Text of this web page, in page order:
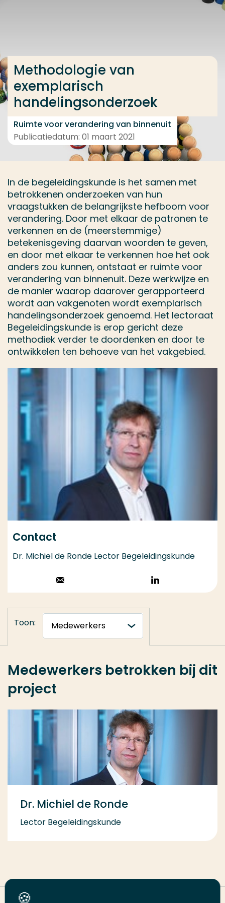
Methodologie van
exemplarisch
handelingsonderzoek
Ruimte voor verandering van binnenuit
Publicatiedatum: 01 maart 2021
In de begeleidingskunde is het samen met
betrokkenen onderzoeken van hun
vraagstukken de belangrijkste hefboom voor
verandering. Door met elkaar de patronen te
verkennen en de (meerstemmige)
betekenisgeving daarvan woorden te geven,
en door met elkaar te verkennen hoe het ook
anders zou kunnen, ontstaat er ruimte voor
verandering van binnenuit. Deze werkwijze en
de manier waarop daarover gerapporteerd
wordt aan vakgenoten wordt exemplarisch
handelingsonderzoek genoemd. Het lectoraat
Begeleidingskunde is erop gericht deze
methodiek verder te doordenken en door te
ontwikkelen ten behoeve van het vakgebied.
Contact
Dr. Michiel de Ronde Lector Begeleidingskunde
Stuur een email
Volg op
LinkedIn
Toon:
Medewerkers betrokken bij dit
project
Dr. Michiel de Ronde
Lector Begeleidingskunde
Veel gezocht
Opleiding
Contact